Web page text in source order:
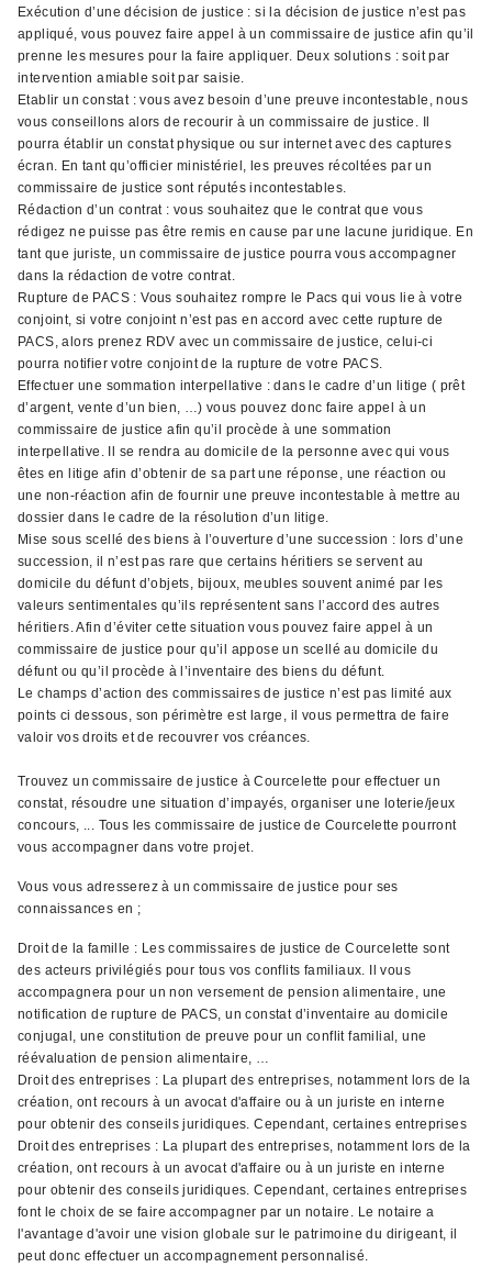
Exécution d’une décision de justice : si la décision de justice n’est pas
appliqué, vous pouvez faire appel à un commissaire de justice afin qu’il
prenne les mesures pour la faire appliquer. Deux solutions : soit par
intervention amiable soit par saisie.
Etablir un constat : vous avez besoin d’une preuve incontestable, nous
vous conseillons alors de recourir à un commissaire de justice. Il
pourra établir un constat physique ou sur internet avec des captures
écran. En tant qu’officier ministériel, les preuves récoltées par un
commissaire de justice sont réputés incontestables.
Rédaction d’un contrat : vous souhaitez que le contrat que vous
rédigez ne puisse pas être remis en cause par une lacune juridique. En
tant que juriste, un commissaire de justice pourra vous accompagner
dans la rédaction de votre contrat.
Rupture de PACS : Vous souhaitez rompre le Pacs qui vous lie à votre
conjoint, si votre conjoint n’est pas en accord avec cette rupture de
PACS, alors prenez RDV avec un commissaire de justice, celui-ci
pourra notifier votre conjoint de la rupture de votre PACS.
Effectuer une sommation interpellative : dans le cadre d’un litige ( prêt
d’argent, vente d’un bien, …) vous pouvez donc faire appel à un
commissaire de justice afin qu’il procède à une sommation
interpellative. Il se rendra au domicile de la personne avec qui vous
êtes en litige afin d’obtenir de sa part une réponse, une réaction ou
une non-réaction afin de fournir une preuve incontestable à mettre au
dossier dans le cadre de la résolution d’un litige.
Mise sous scellé des biens à l’ouverture d’une succession : lors d’une
succession, il n’est pas rare que certains héritiers se servent au
domicile du défunt d’objets, bijoux, meubles souvent animé par les
valeurs sentimentales qu’ils représentent sans l’accord des autres
héritiers. Afin d’éviter cette situation vous pouvez faire appel à un
commissaire de justice pour qu’il appose un scellé au domicile du
défunt ou qu’il procède à l’inventaire des biens du défunt.
Le champs d’action des commissaires de justice n’est pas limité aux
points ci dessous, son périmètre est large, il vous permettra de faire
valoir vos droits et de recouvrer vos créances.
Trouvez un commissaire de justice à Courcelette pour effectuer un
constat, résoudre une situation d’impayés, organiser une loterie/jeux
concours, ... Tous les commissaire de justice de Courcelette pourront
vous accompagner dans votre projet.
Vous vous adresserez à un commissaire de justice pour ses
connaissances en ;
Droit de la famille : Les commissaires de justice de Courcelette sont
des acteurs privilégiés pour tous vos conflits familiaux. Il vous
accompagnera pour un non versement de pension alimentaire, une
notification de rupture de PACS, un constat d’inventaire au domicile
conjugal, une constitution de preuve pour un conflit familial, une
réévaluation de pension alimentaire, …
Droit des entreprises : La plupart des entreprises, notamment lors de la
création, ont recours à un avocat d'affaire ou à un juriste en interne
pour obtenir des conseils juridiques. Cependant, certaines entreprises
Droit des entreprises : La plupart des entreprises, notamment lors de la
création, ont recours à un avocat d'affaire ou à un juriste en interne
pour obtenir des conseils juridiques. Cependant, certaines entreprises
font le choix de se faire accompagner par un notaire. Le notaire a
l'avantage d'avoir une vision globale sur le patrimoine du dirigeant, il
peut donc effectuer un accompagnement personnalisé.